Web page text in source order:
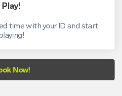
Play!
time with your ID and start
Now!